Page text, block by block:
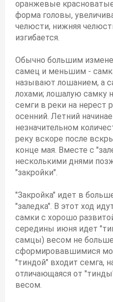
оранжевые
форма головы,
челюсти, нижняя
изгибается.
Обычно большим
самец и меньшим -
называют лошанием, а
лохами; лошалую самку
семги в реки на нерест
осенний. Летний
незначительном
реку вскоре после
конце мая. Вместе с
несколькими днями
"закройки".
"Закройка" идет в
"заледка". В этот ход
самки с хорошо
середины июня идет
самцы) весом не больше
сформировавшимися
"тиндой" входит семга,
отличающаяся от
весом.